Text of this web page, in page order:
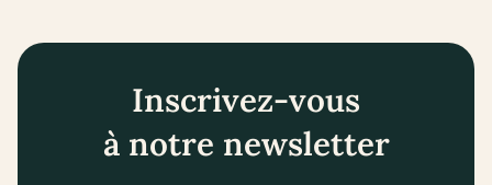
Inscrivez-vous
à notre newsletter